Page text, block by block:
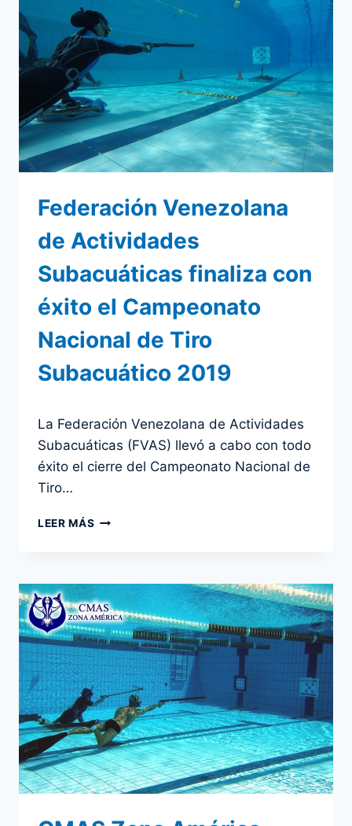
ENCUENTRO
2020:
«ANTES,
DURANTE
Y
DESPUÉS
DEL
COVID-
19»
Federación Venezolana
de Actividades
Subacuáticas finaliza con
éxito el Campeonato
Nacional de Tiro
Subacuático 2019
admin
La Federación Venezolana de Actividades
Subacuáticas (FVAS) llevó a cabo con todo
éxito el cierre del Campeonato Nacional de
Tiro…
LEER MÁS FEDERACIÓN
SUBACUÁTICAS
FINALIZA
CON
ÉXITO
EL
CAMPEONATO
NACIONAL
DE
TIRO
SUBACUÁTICO
2019